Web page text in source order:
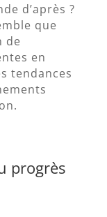
d’après ?
que
de
en
tendances
progrès